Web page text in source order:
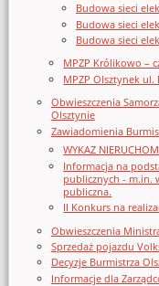
Budowa sieci
Budowa sieci
Budowa sieci
MPZP Królikowo –
MPZP Olsztynek ul.
Obwieszczenia
Olsztynie
Zawiadomienia
WYKAZ
Informacja na
publicznych - m.in.
publiczna.
II Konkurs na
Obwieszczenia
Sprzedaż pojazdu
Decyzje Burmistrza
Informacje dla